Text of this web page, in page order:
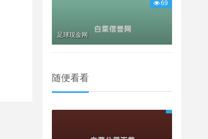
69
足球现金网
随便看看